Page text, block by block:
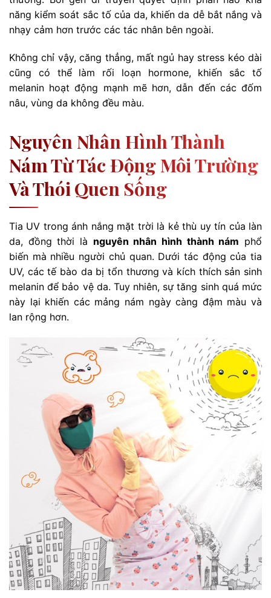
năng kiểm soát sắc tố của da, khiến da dễ bắt nắng và
nhạy cảm hơn trước các tác nhân bên ngoài.
Không chỉ vậy, căng thẳng, mất ngủ hay stress kéo dài
cũng có thể làm rối loạn hormone, khiến sắc tố
melanin hoạt động mạnh mẽ hơn, dẫn đến các đốm
nâu, vùng da không đều màu.
Nguyên Nhân Hình Thành
Nám Từ Tác Động Môi Trường
Và Thói Quen Sống
Tia UV trong ánh nắng mặt trời là kẻ thù uy tín của làn
da, đồng thời là nguyên nhân hình thành nám phổ
biến mà nhiều người chủ quan. Dưới tác động của tia
UV, các tế bào da bị tổn thương và kích thích sản sinh
melanin để bảo vệ da. Tuy nhiên, sự tăng sinh quá mức
này lại khiến các mảng nám ngày càng đậm màu và
lan rộng hơn.